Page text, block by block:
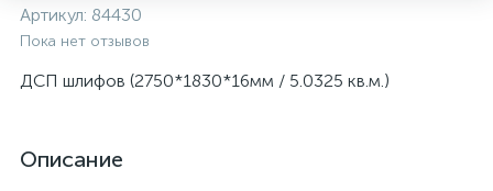
Артикул: 84430
Пока нет отзывов
ДСП шлифов (2750*1830*16мм / 5.0325 кв.м.)
Описание